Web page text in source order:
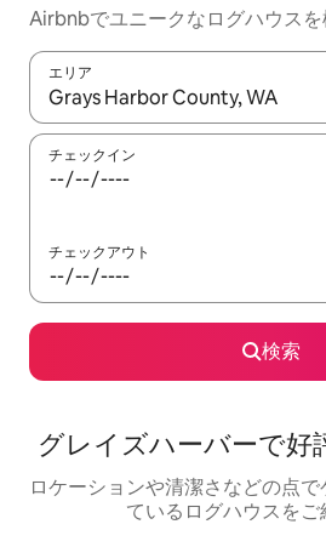
Airbnbでユニークなログハウスを
エリア
検索結果が表示されたら、上下の
チェックイン
チェックアウト
検索
グレイズハーバーで好
ロケーションや清潔さなどの点
ているログハウスをご